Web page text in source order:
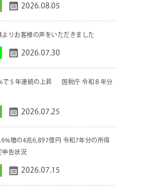
2026.08.05
りお客様の声をいただきました
2026.07.30
で５年連続の上昇 国税庁 令和８年分
2026.07.25
増の4兆6,897億円 令和7年分の所得
申告状況
2026.07.15